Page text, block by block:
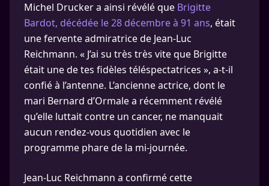
Michel Drucker a ainsi révélé que Brigitte
Bardot, décédée le 28 décembre à 91 ans, était
une fervente admiratrice de Jean-Luc
Reichmann. « J’ai su très très vite que Brigitte
était une de tes fidèles téléspectatrices », a-t-il
confié à l’antenne. L’ancienne actrice, dont le
mari Bernard d’Ormale a récemment révélé
qu’elle luttait contre un cancer, ne manquait
aucun rendez-vous quotidien avec le
programme phare de la mi-journée.
Jean-Luc Reichmann a confirmé cette